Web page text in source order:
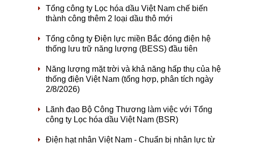
Tổng công ty Lọc hóa dầu Việt Nam chế biến
thành công thêm 2 loại dầu thô mới
Tổng công ty Điện lực miền Bắc đóng điện hệ
thống lưu trữ năng lượng (BESS) đầu tiên
Năng lượng mặt trời và khả năng hấp thụ của hệ
thống điện Việt Nam (tổng hợp, phân tích ngày
2/8/2026)
Lãnh đạo Bộ Công Thương làm việc với Tổng
công ty Lọc hóa dầu Việt Nam (BSR)
Điện hạt nhân Việt Nam - Chuẩn bị nhân lực từ